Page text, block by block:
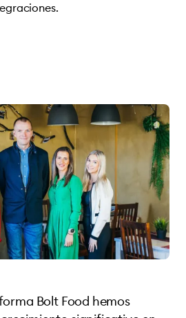
Bolt Food hemos